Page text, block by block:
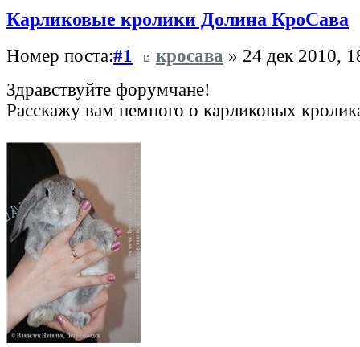
Карликовые кролики Долина КроСава
Номер поста:#1 кросава » 24 дек 2010,
Здравствуйте форумчане!
Расскажу вам немного о карликовых